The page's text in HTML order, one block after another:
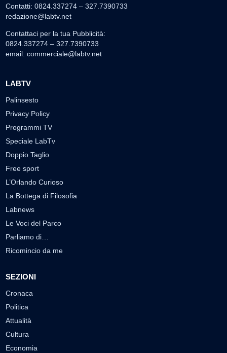
Contatti: 0824.337274 – 327.7390733
redazione@labtv.net
Contattaci per la tua Pubblicità:
0824.337274 – 327.7390733
email: commerciale@labtv.net
LABTV
Palinsesto
Privacy Policy
Programmi TV
Speciale LabTv
Doppio Taglio
Free sport
L’Orlando Curioso
La Bottega di Filosofia
Labnews
Le Voci del Parco
Parliamo di…
Ricomincio da me
SEZIONI
Cronaca
Politica
Attualità
Cultura
Economia